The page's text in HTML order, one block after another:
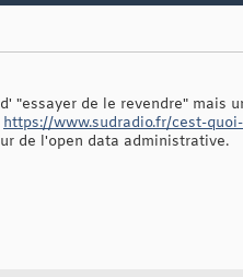
"essayer de le revendre" mais
https://www.sudradio.fr/cest-
de l'open data administrative.